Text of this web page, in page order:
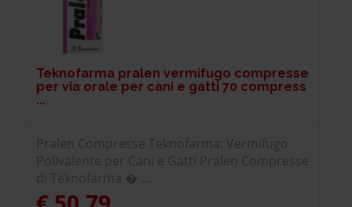
Teknofarma pralen vermifugo compresse
per via orale per cani e gatti 70 compress
...
Pralen Compresse Teknofarma: Vermifugo
Polivalente per Cani e Gatti Pralen Compresse
di Teknofarma � ...